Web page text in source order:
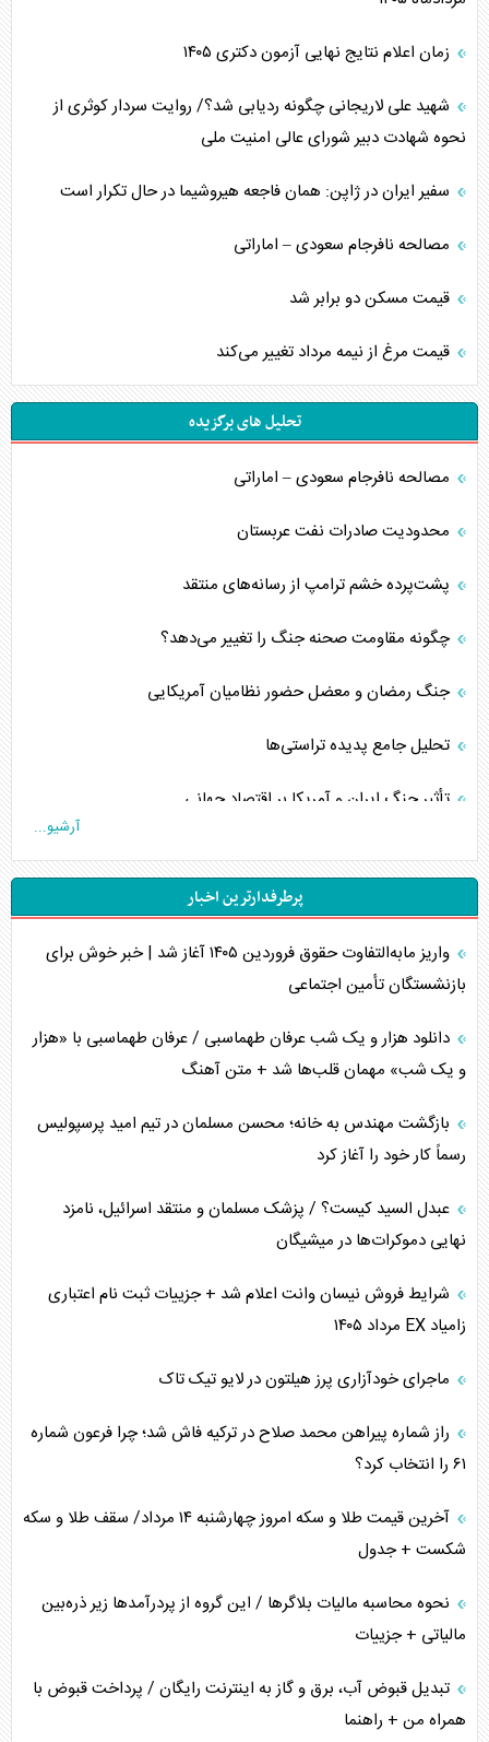
زمان اعلام نتایج نهایی آزمون دکتری ۱۴۰۵
شهید علی لاریجانی چگونه ردیابی شد؟/ روایت سردار کوثری از
نحوه شهادت دبیر شورای عالی امنیت ملی
سفیر ایران در ژاپن: همان فاجعه هیروشیما در حال تکرار است
مصالحه نافرجام سعودی – اماراتی
قیمت مسکن دو برابر شد
قیمت مرغ از نیمه مرداد تغییر می‌کند
تحلیل های برگزیده
مصالحه نافرجام سعودی – اماراتی
محدودیت صادرات نفت عربستان
پشت‌پرده خشم ترامپ از رسانه‌های منتقد
چگونه مقاومت صحنه جنگ را تغییر می‌دهد؟
جنگ رمضان و معضل حضور نظامیان آمریکایی
تحلیل جامع پدیده تراستی‌ها
تأثیر جنگ ایران و آمریکا بر اقتصاد جهانی
اربعین، کابوس مشترک تل‌آویو-واشنگتن
برنامه هفتم توسعه در نقطه کور سیاستگذاری
اوکراین بازوی مخرب آمریکا در غرب آسیا
اهمیت راهبردی اردن برای آمریکا
پیام، ظرفیت بالفعل‌نشده تجارت ایران
همسویی عربستان با سنتکام علیه متحدان ایران
ترامپ و توهم خلع سلاح حماس
چرا کویت به دنبال شریک امنیتی جدید است؟
اعتراف غرب به قدرت ایران در تثبیت معادلات
خطای راهبردی ترامپ مقابل برزیل
آرشیو...
پرطرفدارترین اخبار
واریز مابه‌التفاوت حقوق فروردین ۱۴۰۵ آغاز شد | خبر خوش برای
بازنشستگان تأمین اجتماعی
دانلود هزار و یک شب عرفان طهماسبی / عرفان طهماسبی با «هزار
و یک شب» مهمان قلب‌ها شد + متن آهنگ
بازگشت مهندس به خانه؛ محسن مسلمان در تیم امید پرسپولیس
رسماً کار خود را آغاز کرد
عبدل السید کیست؟ / پزشک مسلمان و منتقد اسرائیل، نامزد
نهایی دموکرات‌ها در میشیگان
شرایط فروش نیسان وانت اعلام شد + جزییات ثبت نام اعتباری
زامیاد EX مرداد ۱۴۰۵
ماجرای خودآزاری پرز هیلتون در لایو تیک تاک
راز شماره پیراهن محمد صلاح در ترکیه فاش شد؛ چرا فرعون شماره
۶۱ را انتخاب کرد؟
آخرین قیمت طلا و سکه امروز چهارشنبه ۱۴ مرداد/ سقف طلا و سکه
شکست + جدول
نحوه محاسبه مالیات بلاگر‌ها / این گروه از پردرآمد‌ها زیر ذره‌بین
مالیاتی + جزییات
تبدیل قبوض آب، برق و گاز به اینترنت رایگان / پرداخت قبوض با
همراه من + راهنما